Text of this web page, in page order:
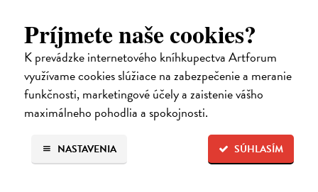
Príjmete naše cookies?
K prevádzke internetového kníhkupectva Artforum
využívame cookies slúžiace na zabezpečenie a meranie
funkčnosti, marketingové účely a zaistenie vášho
maximálneho pohodlia a spokojnosti.
SÚHLASÍM
NASTAVENIA
Město a jeho nejisté zdi
Murakami Haruki| Elektronická kniha
Město a jeho nejisté zdi – dlouho očekávaný román Harukiho